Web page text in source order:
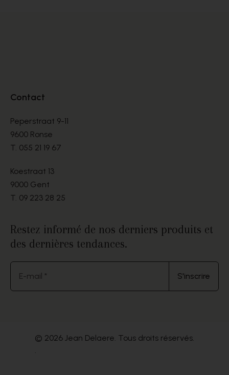
Contact
Peperstraat 9-11
9600 Ronse
T. 055 21 19 67
Koestraat 13
9000 Gent
T. 09 223 28 25
Restez informé de nos derniers produits et
des dernières tendances.
E-mail * S'inscrire
© 2026 Jean Delaere. Tous droits réservés.
.